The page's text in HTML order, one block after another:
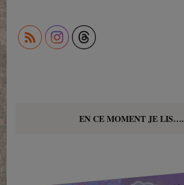
EN CE MOMENT JE LIS….